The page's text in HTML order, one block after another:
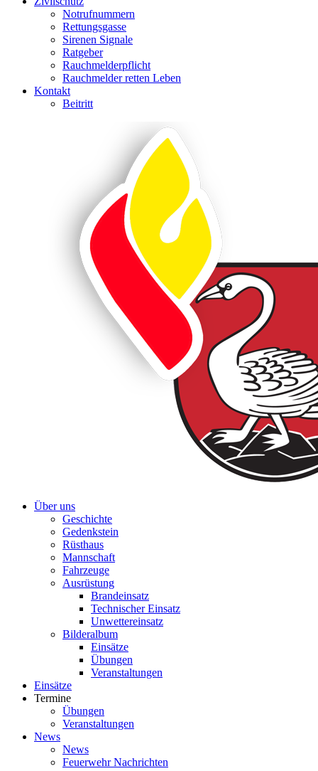
Notrufnummern
Rettungsgasse
Sirenen Signale
Ratgeber
Rauchmelderpflicht
Rauchmelder retten Leben
Kontakt
Beitritt
Über uns
Geschichte
Gedenkstein
Rüsthaus
Mannschaft
Fahrzeuge
Ausrüstung
Brandeinsatz
Technischer Einsatz
Unwettereinsatz
Bilderalbum
Einsätze
Übungen
Veranstaltungen
Einsätze
Termine
Übungen
Veranstaltungen
News
News
Feuerwehr Nachrichten